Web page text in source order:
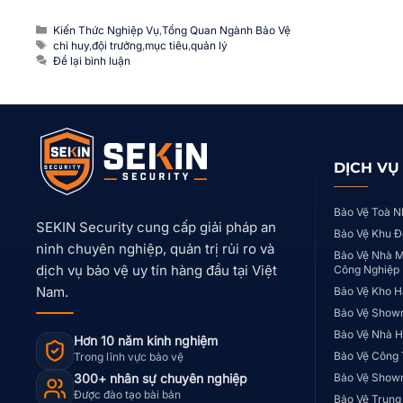
Danh
mục
Kiến Thức Nghiệp Vụ,Tổng Quan Ngành Bảo Vệ
Thẻ
chỉ huy,đội trưởng,mục tiêu,quản lý
Để lại bình luận
SEKIN Security cung cấp giải pháp an
ninh chuyên nghiệp, quản trị rủi ro và
dịch vụ bảo vệ uy tín hàng đầu tại Việt
Nam.
Hơn 10 năm kinh nghiệm
Trong lĩnh vực bảo vệ
300+ nhân sự chuyên nghiệp
Được đào tạo bài bản
DỊCH VỤ
Bảo Vệ Toà
Bảo Vệ Khu
Bảo Vệ Nhà
Công Nghiệp
Bảo Vệ Kho
Bảo Vệ
Bảo Vệ Nhà
Bảo Vệ Công
Bảo Vệ
Bảo Vệ